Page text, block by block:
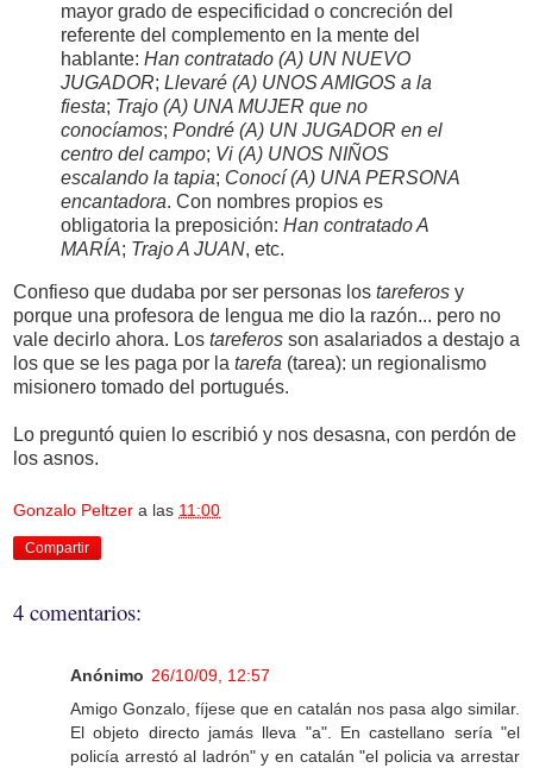
mayor grado de especificidad o concreción del
referente del complemento en la mente del
hablante: Han contratado (A) UN NUEVO
JUGADOR; Llevaré (A) UNOS AMIGOS a la
fiesta; Trajo (A) UNA MUJER que no
conocíamos; Pondré (A) UN JUGADOR en el
centro del campo; Vi (A) UNOS NIÑOS
escalando la tapia; Conocí (A) UNA PERSONA
encantadora. Con nombres propios es
obligatoria la preposición: Han contratado A
MARÍA; Trajo A JUAN, etc.
Confieso que dudaba por ser personas los tareferos y
porque una profesora de lengua me dio la razón... pero no
vale decirlo ahora. Los tareferos son asalariados a destajo a
los que se les paga por la tarefa (tarea): un regionalismo
misionero tomado del portugués.
Lo preguntó quien lo escribió y nos desasna, con perdón de
los asnos.
Gonzalo Peltzer a las 11:00
Compartir
4 comentarios:
Anónimo 26/10/09, 12:57
Amigo Gonzalo, fíjese que en catalán nos pasa algo similar.
El objeto directo jamás lleva "a". En castellano sería "el
policía arrestó al ladrón" y en catalán "el policia va arrestar